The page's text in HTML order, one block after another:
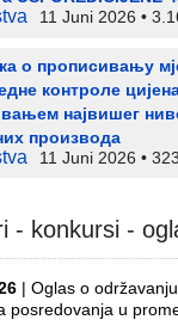
11 Juni 2026
о прописивању
контроле
највишег
производа
11 Juni 2026
- konkursi -
| Oglas o
posredovanja u